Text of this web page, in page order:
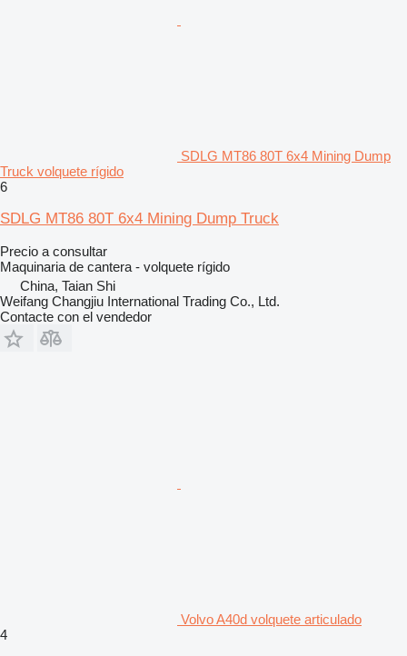
SDLG MT86 80T 6x4 Mining Dump
Truck volquete rígido
6
SDLG MT86 80T 6x4 Mining Dump Truck
Precio a consultar
Maquinaria de cantera - volquete rígido
China, Taian Shi
Weifang Changjiu International Trading Co., Ltd.
Contacte con el vendedor
Volvo A40d volquete articulado
4